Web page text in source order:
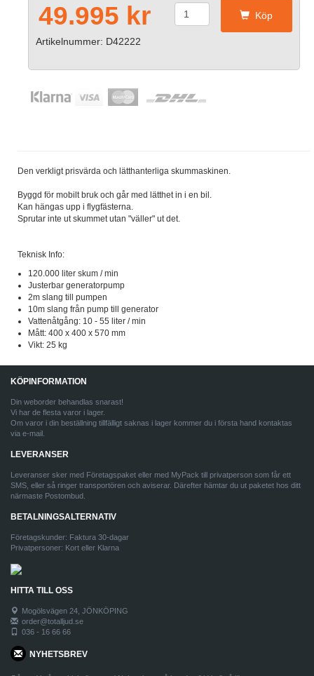
49.995 kr Köp
Artikelnummer: D42222
Den verkligt prisvärda och lätthanterliga skummaskinen.
Byggd för mobilt bruk och går med lätthet in i en bil.
Kan hängas upp i flygfästerna.
Sprutar inte ut skummet utan "väller" ut det.
Teknisk Info:
120.000 liter skum / min
Justerbar generatorpump
2m slang till pumpen
10m slang från pump till generator
Vattenåtgång: 10 - 55 liter / min
Mått: 400 x 400 x 570 mm
Vikt: 25 kg
KÖPINFORMATION
Din weborder behandlas snarast!
Vi har de flesta varor i lager.
Om varor i din beställning tillfälligt saknas i lager kommer du i första hand kontaktas
via e-mail.
LEVERANSER
Leveranser sker med Företagspaket eller med MyPack till privatperson som får ett
SMS, eller så ringer transportören och aviserar. Därefter hämtar du ut paketet hos ditt
närmaste Postombud.
BETALNINGSALTERNATIV
Företagskunder: Faktura 30-dagar
Privatpersoner: Kort eller Klarna
HITTA TILL OSS
Mogölsvägen 24, JÖNKÖPING
order@totalljud.se
036 - 16 66 66
NYHETSBREV